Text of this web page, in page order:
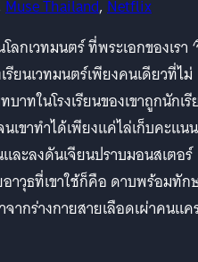
Muse Thailand, Netflix
กเวทมนตร์ ที่พระเอกของเรา
รียนเวทมนตร์เพียงคนเดียวที่ไม่
าทในโรงเรียนของเขาถูกนักเ
เขาทำได้เพียงแค่ไล่เก็บคะแนน
ละลงดันเจียนปราบมอนสเตอร์
าวุธที่เขาใช้ก็คือ ดาบพร้อมทัก
ากร่างกายสายเลือดเผ่าคนแค